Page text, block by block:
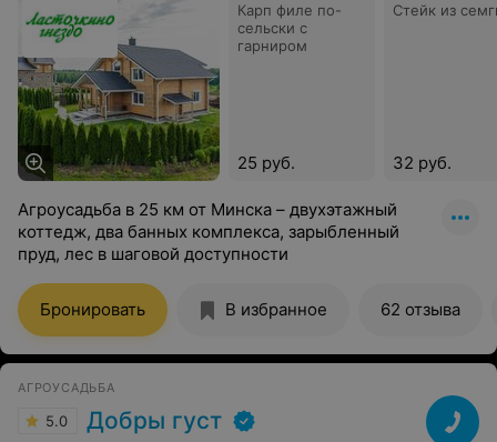
Карп филе по-
сельски с
гарниром
25 руб.
Стейк из
32 руб.
Агроусадьба в 25 км от Минска – двухэтажный
коттедж, два банных комплекса, зарыбленный
пруд, лес в шаговой доступности
Бронировать В избранное 62 отзыва
АГРОУСАДЬБА
5.0 Добры густ